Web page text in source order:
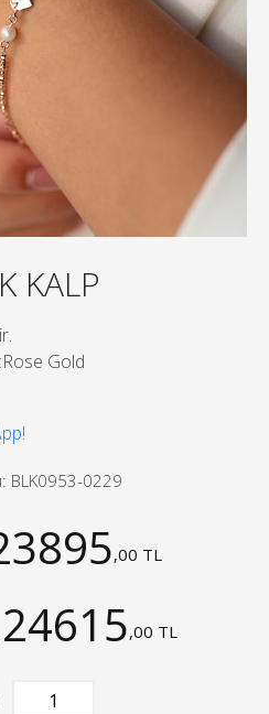
KALP
Gold
BLK0953-0229
,00 TL
24615,00 TL